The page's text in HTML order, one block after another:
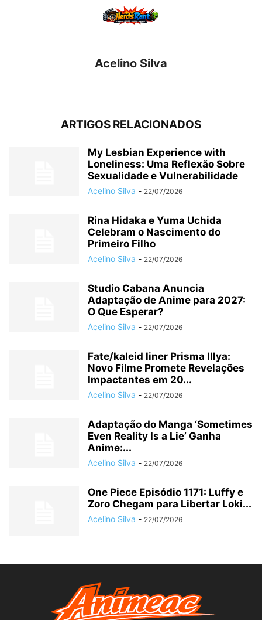
Acelino Silva
ARTIGOS RELACIONADOS
My Lesbian Experience with
Loneliness: Uma Reflexão Sobre
Sexualidade e Vulnerabilidade
Acelino Silva - 22/07/2026
Rina Hidaka e Yuma Uchida
Celebram o Nascimento do
Primeiro Filho
Acelino Silva - 22/07/2026
Studio Cabana Anuncia
Adaptação de Anime para 2027:
O Que Esperar?
Acelino Silva - 22/07/2026
Fate/kaleid liner Prisma Illya:
Novo Filme Promete Revelações
Impactantes em 20...
Acelino Silva - 22/07/2026
Adaptação do Manga ‘Sometimes
Even Reality Is a Lie’ Ganha
Anime:...
Acelino Silva - 22/07/2026
One Piece Episódio 1171: Luffy e
Zoro Chegam para Libertar Loki...
Acelino Silva - 22/07/2026